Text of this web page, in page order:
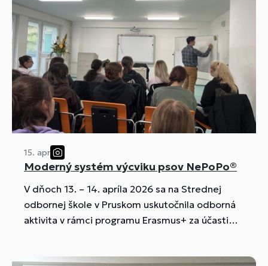
15. apr
Moderný systém výcviku psov NePoPo®
V dňoch 13. – 14. apríla 2026 sa na Strednej
odbornej škole v Pruskom uskutočnila odborná
aktivita v rámci programu Erasmus+ za účasti